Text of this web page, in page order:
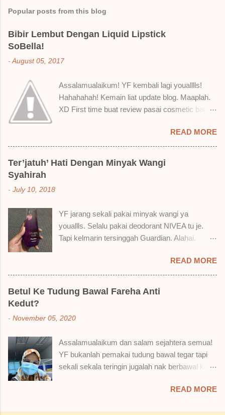
m
e
n
t
Popular posts from this blog
Bibir Lembut Dengan Liquid Lipstick
SoBella!
- August 05, 2017
Assalamualaikum! YF kembali lagi youalllls!
Hahahahah! Kemain liat update blog. Maaplah.
XD First time buat review pasai cosmetic bagai
Nak jadikan cerita, a ku baru je beli liquid lipstick
brand SoBella ni. Siap beli 3 kau! Adeh! Dari
atas, Cornflakes Madu, Strawberry Semprit &
Rose Makmur Setelah dicuba dengan pelbagai
suka tu boleh adjust. Don't worry! Aku start
dengan yang elok dulu lah ek! Pros 1) OMG!
Ringan gila tekstur dia bila dah kering. Serious!
Lembut plak jadinya bibir ni and smooth gitu. 3)
Bila minum air, still nampak bekas lipstick kat
gelas tapi tak obvious pun. Sikit sangat. Tapi tak
makan berpinggan-pinggan. 4) Senang nak
READ MORE
Ter’jatuh’ Hati Dengan Minyak Wangi
Syahirah
- July 10, 2018
YF jarang sekali pakai minyak wangi ya
youallls. Selalu pakai deodorant NIVEA tu je.
Tapi kelmarin tersinggah Guardian. Alahai.
dalam Guardian, ternampaklah minyak wangi
Syahirah ni. Kebetulan ada sale . RM18 je tau.
Harga adal tak pasti plak. May be dalam RM20
macam tu. Dah lama tak pakai perfume , ambil
redhanya sebab tak tahu lah wangian dia tu
Magnifique ya anak-anak semua. Bau sweet-
sweet gitu. Lembut je. Bertambah plak dengan
hasutan adik perempuan. Zassss rembat satu
tu, YF pakailah pergi kerja. So aktiviti tak
READ MORE
Betul Ke Tudung Bawal Fareha Anti
Kedut?
- November 05, 2020
Assalamualaikum dan salam sejahtera semua!
YF bukanlah pemakai tudung bawal tegar tapi
sekali sekala teringin jugalah nak berbawal kan.
READ MORE